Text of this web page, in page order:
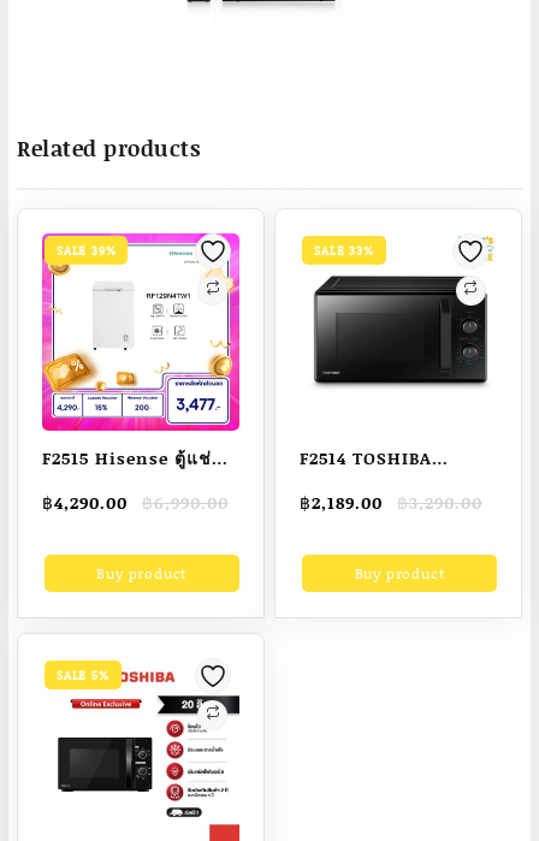
Related products
SALE 39%
F2515 Hisense ตู้แช่
RF129N4TW1 สีขาว
฿6,990.00
Original
was:
฿6,990.00.
฿4,290.00
Current
is:
฿4,290.00.Buy product
SALE 33%
F2514 TOSHIBA
MW2-MM24PC(BK)
฿3,290.00
Original
was:
฿3,290.00.
฿2,189.00
Current
is:
฿2,189.00.Buy product
SALE 5%